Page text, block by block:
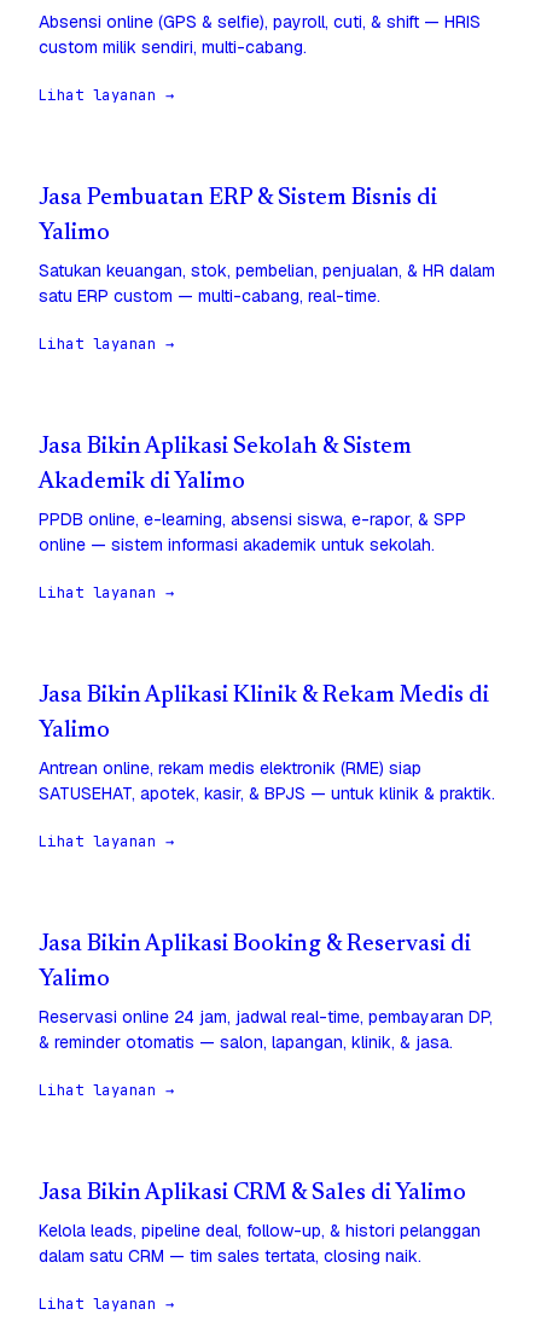
Absensi online (GPS & selfie), payroll, cuti, & shift — HRIS
custom milik sendiri, multi-cabang.
Lihat layanan →
Jasa Pembuatan ERP & Sistem Bisnis di
Yalimo
Satukan keuangan, stok, pembelian, penjualan, & HR dalam
satu ERP custom — multi-cabang, real-time.
Lihat layanan →
Jasa Bikin Aplikasi Sekolah & Sistem
Akademik di Yalimo
PPDB online, e-learning, absensi siswa, e-rapor, & SPP
online — sistem informasi akademik untuk sekolah.
Lihat layanan →
Jasa Bikin Aplikasi Klinik & Rekam Medis di
Yalimo
Antrean online, rekam medis elektronik (RME) siap
SATUSEHAT, apotek, kasir, & BPJS — untuk klinik & praktik.
Lihat layanan →
Jasa Bikin Aplikasi Booking & Reservasi di
Yalimo
Reservasi online 24 jam, jadwal real-time, pembayaran DP,
& reminder otomatis — salon, lapangan, klinik, & jasa.
Lihat layanan →
Jasa Bikin Aplikasi CRM & Sales di Yalimo
Kelola leads, pipeline deal, follow-up, & histori pelanggan
dalam satu CRM — tim sales tertata, closing naik.
Lihat layanan →